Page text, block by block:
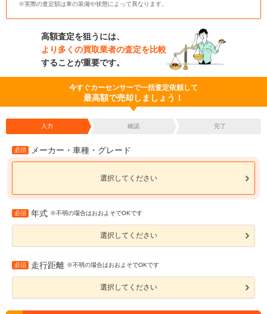
※実際の査定額は車の装備や状態によって異なります。
高額査定を狙うには、
より多くの買取業者の査定を比較
することが重要です。
今すぐカーセンサーで一括査定依頼して
最高額で売却しましょう！
入力 確認 完了
必須 メーカー・車種・グレード
選択してください
必須 年式 ※不明の場合はおおよそでOKです
選択してください
必須 走行距離 ※不明の場合はおおよそでOKです
選択してください